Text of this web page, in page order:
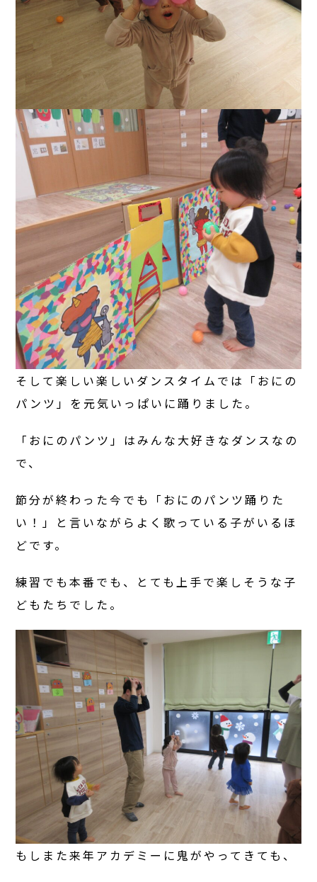
そして楽しい楽しいダンスタイムでは「おにの
パンツ」を元気いっぱいに踊りました。
「おにのパンツ」はみんな大好きなダンスなの
で、
節分が終わった今でも「おにのパンツ踊りた
い！」と言いながらよく歌っている子がいるほ
どです。
練習でも本番でも、とても上手で楽しそうな子
どもたちでした。
もしまた来年アカデミーに鬼がやってきても、